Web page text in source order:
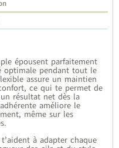
épousent parfaitement
optimale pendant tout le
assure un maintien
ce qui te permet de
résultat net dès la
améliore le
même sur les
à adapter chaque